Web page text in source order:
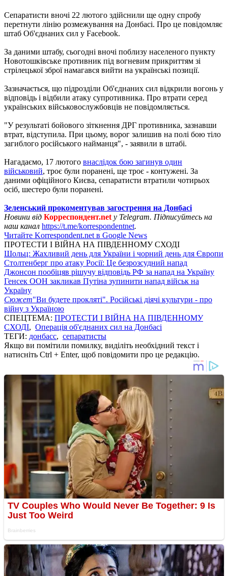
Сепаратисти вночі 22 лютого здійснили ще одну спробу
перетнути лінію розмежування на Донбасі. Про це повідомляє
штаб Об'єднаних сил у Facebook.
За даними штабу, сьогодні вночі поблизу населеного пункту
Новотошківське противник під вогневим прикриттям зі
стрілецької зброї намагався вийти на українські позиції.
Зазначається, що підрозділи Об'єднаних сил відкрили вогонь у
відповідь і відбили атаку супротивника. Про втрати серед
українських військовослужбовців не повідомляється.
"У результаті бойового зіткнення ДРГ противника, зазнавши
втрат, відступила. При цьому, ворог залишив на полі бою тіло
загиблого російського найманця", - заявили в штабі.
Нагадаємо, 17 лютого внаслідок бою загинув один
військовий, троє були поранені, ще троє - контужені. За
даними офіційного Києва, сепаратисти втратили чотирьох
осіб, шестеро були поранені.
Зеленський прокоментував загострення на Донбасі
Новини від Корреспондент.net у Telegram. Підписуйтесь на
наш канал https://t.me/korrespondentnet.
Читайте Korrespondent.net в Google News
ПРОТЕСТИ І ВІЙНА НА ПІВДЕННОМУ СХОДІ
Шольц: Жахливий день для України і чорний день для Європи
Столтенберг про атаку Росії: Це безрозсудний напад
Джонсон пообіцяв рішучу відповідь РФ за напад на Україну
Генсек ООН закликав Путіна зупинити напад військ на
Україну
Сюжет"Ви будете прокляті". Російські діячі культури - про
війну з Україною
СПЕЦТЕМА: ПРОТЕСТИ І ВІЙНА НА ПІВДЕННОМУ
СХОДІ, Операція об'єднаних сил на Донбасі
ТЕГИ: донбасс, сепаратисты
Якщо ви помітили помилку, виділіть необхідний текст і
натисніть Ctrl + Enter, щоб повідомити про це редакцію.